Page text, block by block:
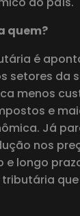
quem?
é
setores da
menos
e
Já
nos
e longo